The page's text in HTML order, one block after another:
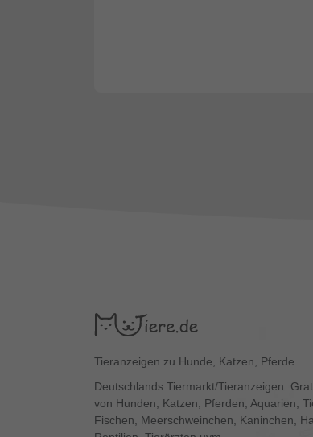
Tieranzeigen zu Hunde, Katzen, Pferde.
Deutschlands Tiermarkt/Tieranzeigen.
von Hunden, Katzen, Pferden, Aquarien,
Fischen, Meerschweinchen, Kaninchen,